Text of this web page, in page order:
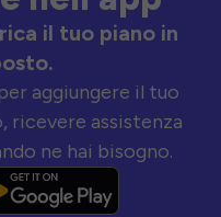
il tuo piano in
aggiungere il tuo
ricevere assistenza
ne hai bisogno.